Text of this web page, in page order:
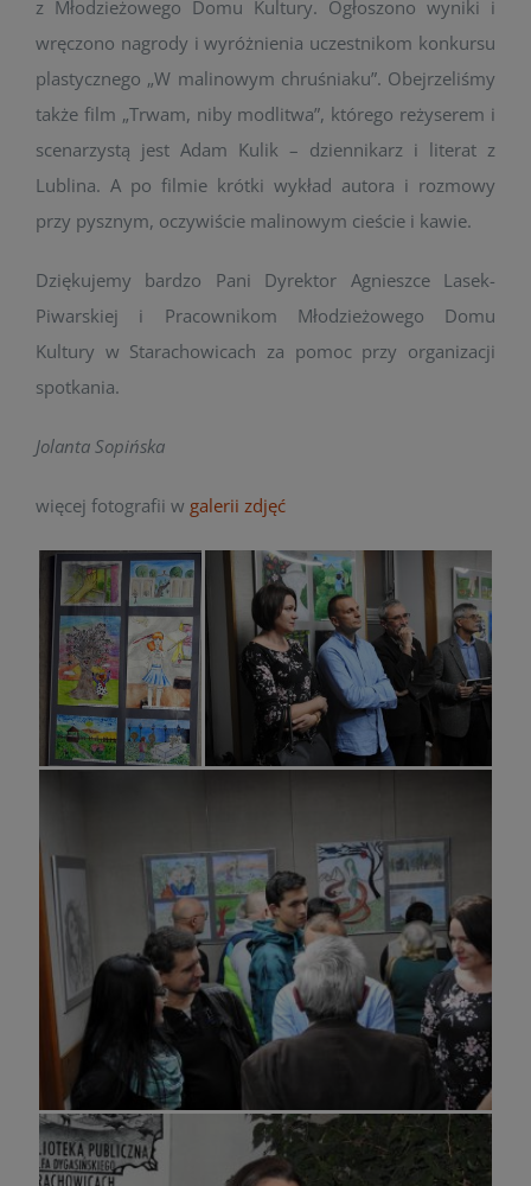
z Młodzieżowego Domu Kultury. Ogłoszono wyniki i
wręczono nagrody i wyróżnienia uczestnikom konkursu
plastycznego „W malinowym chruśniaku”. Obejrzeliśmy
także film „Trwam, niby modlitwa”, którego reżyserem i
scenarzystą jest Adam Kulik – dziennikarz i literat z
Lublina. A po filmie krótki wykład autora i rozmowy
przy pysznym, oczywiście malinowym cieście i kawie.
Dziękujemy bardzo Pani Dyrektor Agnieszce Lasek-
Piwarskiej i Pracownikom Młodzieżowego Domu
Kultury w Starachowicach za pomoc przy organizacji
spotkania.
Jolanta Sopińska
więcej fotografii w galerii zdjęć